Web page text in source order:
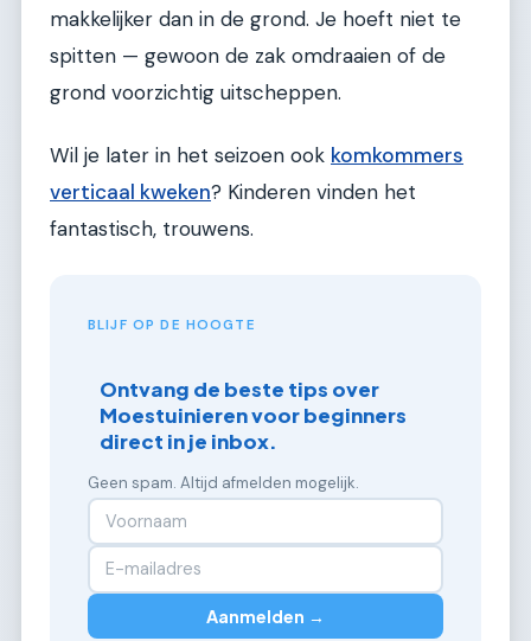
makkelijker dan in de grond. Je hoeft niet te
spitten — gewoon de zak omdraaien of de
grond voorzichtig uitscheppen.
Wil je later in het seizoen ook komkommers
verticaal kweken? Kinderen vinden het
fantastisch, trouwens.
BLIJF OP DE HOOGTE
Ontvang de beste tips over
Moestuinieren voor beginners
direct in je inbox.
Geen spam. Altijd afmelden mogelijk.
Aanmelden →